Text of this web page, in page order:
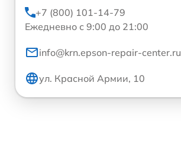
+7 (800) 101-14-79
Ежедневно с 9:00 до 21:00
info@krn.epson-repair-center.ru
ул. Красной Армии, 10